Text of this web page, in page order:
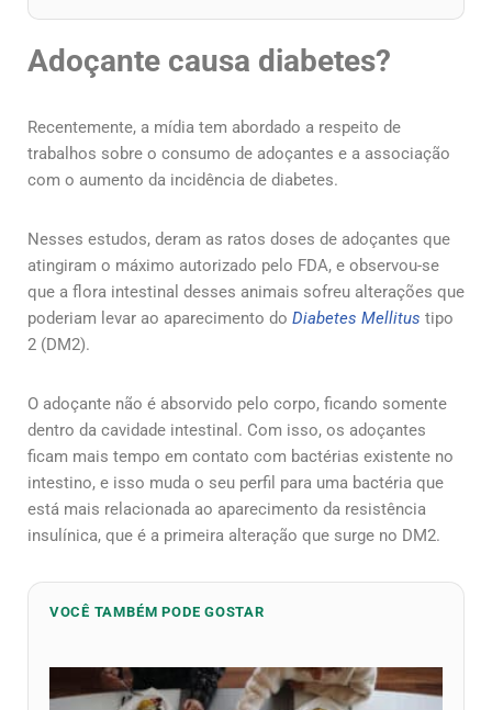
Adoçante causa diabetes?
Recentemente, a mídia tem abordado a respeito de
trabalhos sobre o consumo de adoçantes e a associação
com o aumento da incidência de diabetes.
Nesses estudos, deram as ratos doses de adoçantes que
atingiram o máximo autorizado pelo FDA, e observou-se
que a flora intestinal desses animais sofreu alterações que
poderiam levar ao aparecimento do Diabetes Mellitus tipo
2 (DM2).
O adoçante não é absorvido pelo corpo, ficando somente
dentro da cavidade intestinal. Com isso, os adoçantes
ficam mais tempo em contato com bactérias existente no
intestino, e isso muda o seu perfil para uma bactéria que
está mais relacionada ao aparecimento da resistência
insulínica, que é a primeira alteração que surge no DM2.
VOCÊ TAMBÉM PODE GOSTAR